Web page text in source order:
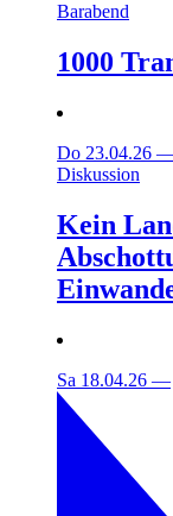
Barabend
1000
Do 23.04.26
Diskussion
Kein
Sa 18.04.26 —